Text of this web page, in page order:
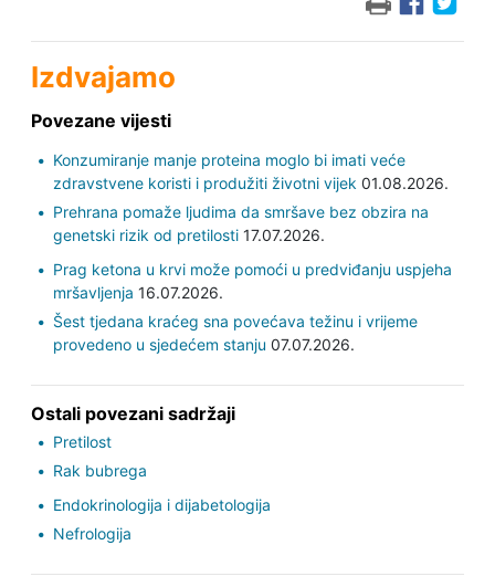
Izdvajamo
Povezane vijesti
Konzumiranje manje proteina moglo bi imati veće
zdravstvene koristi i produžiti životni vijek 01.08.2026.
Prehrana pomaže ljudima da smršave bez obzira na
genetski rizik od pretilosti17.07.2026.
Prag ketona u krvi može pomoći u predviđanju uspjeha
mršavljenja 16.07.2026.
Šest tjedana kraćeg sna povećava težinu i vrijeme
provedeno u sjedećem stanju 07.07.2026.
Ostali povezani sadržaji
Pretilost
Rak bubrega
Endokrinologija i dijabetologija
Nefrologija